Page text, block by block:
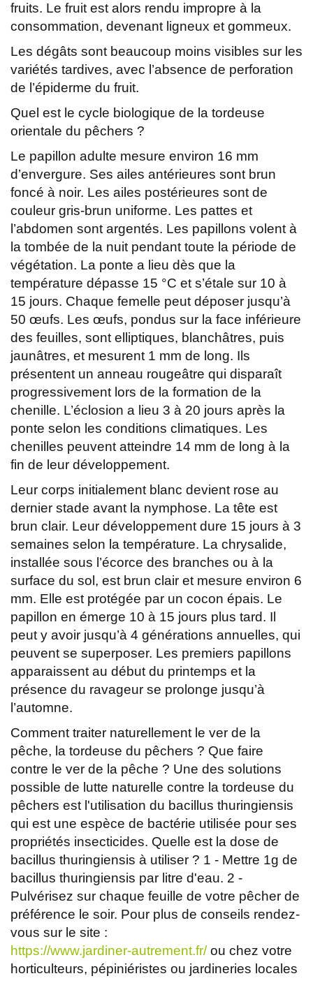
fruits. Le fruit est alors rendu impropre à la
consommation, devenant ligneux et gommeux.
Les dégâts sont beaucoup moins visibles sur les
variétés tardives, avec l’absence de perforation
de l’épiderme du fruit.
Quel est le cycle biologique de la tordeuse
orientale du pêchers ?
Le papillon adulte mesure environ 16 mm
d’envergure. Ses ailes antérieures sont brun
foncé à noir. Les ailes postérieures sont de
couleur gris-brun uniforme. Les pattes et
l’abdomen sont argentés. Les papillons volent à
la tombée de la nuit pendant toute la période de
végétation. La ponte a lieu dès que la
température dépasse 15 °C et s’étale sur 10 à
15 jours. Chaque femelle peut déposer jusqu’à
50 œufs. Les œufs, pondus sur la face inférieure
des feuilles, sont elliptiques, blanchâtres, puis
jaunâtres, et mesurent 1 mm de long. Ils
présentent un anneau rougeâtre qui disparaît
progressivement lors de la formation de la
chenille. L’éclosion a lieu 3 à 20 jours après la
ponte selon les conditions climatiques. Les
chenilles peuvent atteindre 14 mm de long à la
fin de leur développement.
Leur corps initialement blanc devient rose au
dernier stade avant la nymphose. La tête est
brun clair. Leur développement dure 15 jours à 3
semaines selon la température. La chrysalide,
installée sous l’écorce des branches ou à la
surface du sol, est brun clair et mesure environ 6
mm. Elle est protégée par un cocon épais. Le
papillon en émerge 10 à 15 jours plus tard. Il
peut y avoir jusqu’à 4 générations annuelles, qui
peuvent se superposer. Les premiers papillons
apparaissent au début du printemps et la
présence du ravageur se prolonge jusqu’à
l’automne.
Comment traiter naturellement le ver de la
pêche, la tordeuse du pêchers ? Que faire
contre le ver de la pêche ? Une des solutions
possible de lutte naturelle contre la tordeuse du
pêchers est l'utilisation du bacillus thuringiensis
qui est une espèce de bactérie utilisée pour ses
propriétés insecticides. Quelle est la dose de
bacillus thuringiensis à utiliser ? 1 - Mettre 1g de
bacillus thuringiensis par litre d'eau. 2 -
Pulvérisez sur chaque feuille de votre pêcher de
préférence le soir. Pour plus de conseils rendez-
vous sur le site :
https://www.jardiner-autrement.fr/ou chez votre
horticulteurs, pépiniéristes ou jardineries locales